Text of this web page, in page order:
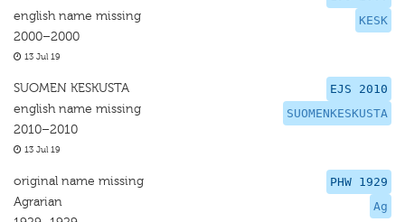
KESK
english name missing
2000–2000
13 Jul 19
EJS 2010
SUOMENKESKUSTA
SUOMEN KESKUSTA
english name missing
2010–2010
13 Jul 19
PHW 1929
Ag
original name missing
Agrarian